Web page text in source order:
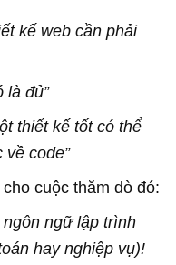
kế web cần phải
là đủ”
thiết kế tốt có thể
code”
cuộc thăm dò đó:
ngữ lập trình
hay nghiệp vụ)!